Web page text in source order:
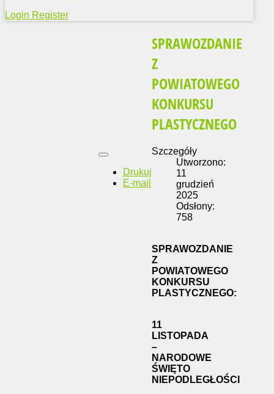
Login Register
SPRAWOZDANIE
Z
POWIATOWEGO
KONKURSU
PLASTYCZNEGO
Drukuj
E-mail
Szczegóły
Utworzono:
11
grudzień
2025
Odsłony:
758
SPRAWOZDANIE
Z
POWIATOWEGO
KONKURSU
PLASTYCZNEGO:
11
LISTOPADA
–
NARODOWE
ŚWIĘTO
NIEPODLEGŁOŚCI